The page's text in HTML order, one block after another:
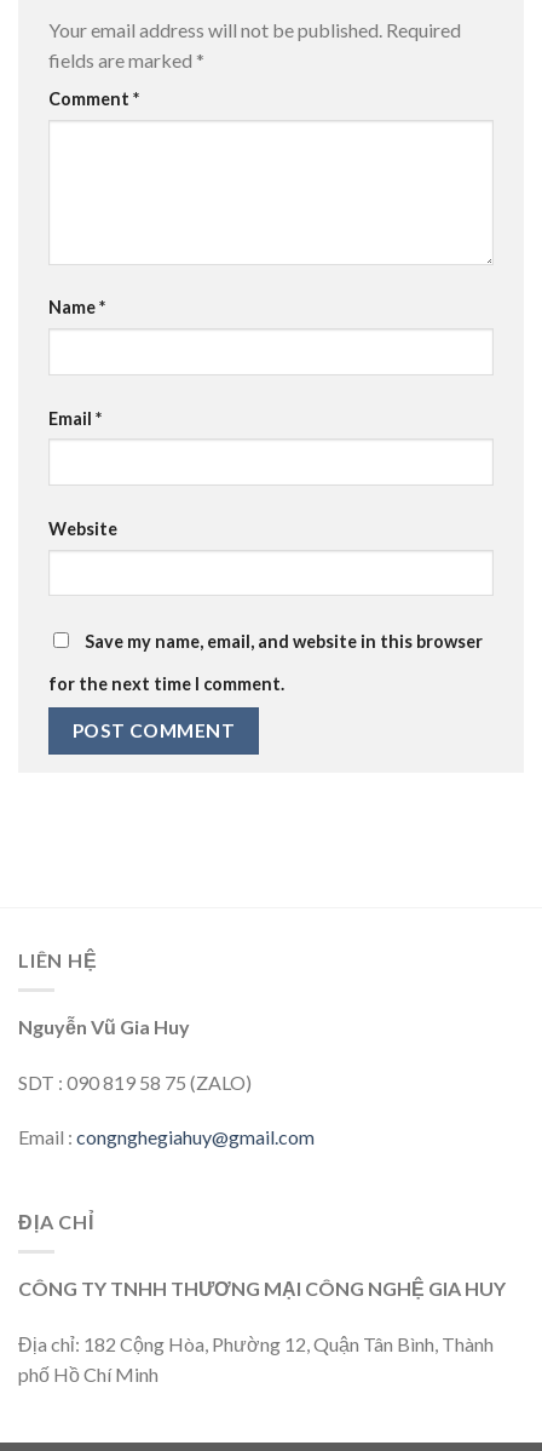
Your email address will not be published. Required
fields are marked *
Comment *
Name*
Email *
Website
Save my name, email, and website in this browser
for the next time I comment.
LIÊN HỆ
Nguyễn Vũ Gia Huy
SDT : 090 819 58 75 (ZALO)
Email : congnghegiahuy@gmail.com
ĐỊA CHỈ
CÔNG TY TNHH THƯƠNG MẠI CÔNG NGHỆ GIA HUY
Địa chỉ: 182 Cộng Hòa, Phường 12, Quận Tân Bình, Thành
phố Hồ Chí Minh